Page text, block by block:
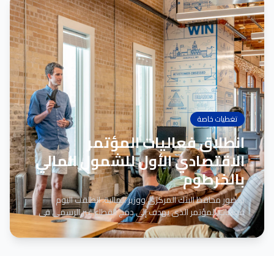
تغطيات خاصة
انطلاق فعاليات المؤتمر
الاقتصادي الأول للشمول المالي
بالخرطوم
بحضور محافظ البنك المركزي ووزير المالية، انطلقت اليوم
فعاليات المؤتمر الذي يهدف إلى دمج القطاع غير الرسمي في
المنظومة المصرفية...